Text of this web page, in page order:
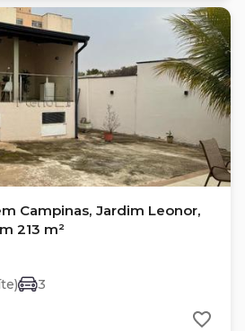
Campinas, Jardim Leonor,
213 m²
3